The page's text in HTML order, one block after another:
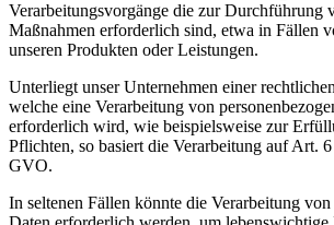
Verarbeitungsvorgänge die zur Durchführung
Maßnahmen erforderlich sind, etwa in Fällen
unseren Produkten oder Leistungen.
Unterliegt unser Unternehmen einer
welche eine Verarbeitung von
erforderlich wird, wie beispielsweise zur
Pflichten, so basiert die Verarbeitung auf Art.
GVO.
In seltenen Fällen könnte die Verarbeitung von